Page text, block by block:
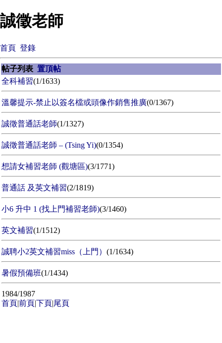
誠徵老師
首頁 登錄
帖子列表 置頂帖
全科補習(1/1633)
溫馨提示-禁止以簽名檔或頭像作銷售推廣(0/1367)
誠徵普通話老師(1/1327)
誠徵普通話老師 – (Tsing Yi)(0/1354)
想請女補習老師 (觀塘區)(3/1771)
普通話 及英文補習(2/1819)
小6 升中 1 (找上門補習老師)(3/1460)
英文補習(1/1512)
誠聘小2英文補習miss（上門） (1/1634)
暑假預備班(1/1434)
1984/1987
首頁|前頁|下頁|尾頁